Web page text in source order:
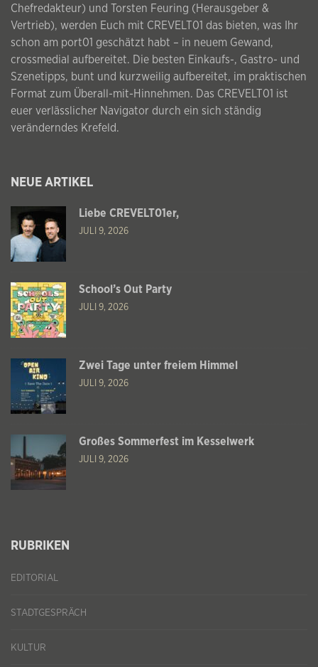
Chefredakteur) und Torsten Feuring (Herausgeber &
Vertrieb), werden Euch mit CREVELT01 das bieten, was Ihr
schon am port01 geschätzt habt – in neuem Gewand,
crossmedial aufbereitet. Die besten Einkaufs-, Gastro- und
Szenetipps, bunt und kurzweilig aufbereitet, im praktischen
Format zum Überall-mit-Hinnehmen. Das CREVELT01 ist
euer verlässlicher Navigator durch ein sich ständig
veränderndes Krefeld.
NEUE ARTIKEL
Liebe CREVELT01er,
JULI 9, 2026
School’s Out Party
JULI 9, 2026
Zwei Tage unter freiem Himmel
JULI 9, 2026
Großes Sommerfest im Kesselwerk
JULI 9, 2026
RUBRIKEN
EDITORIAL
STADTGESPRÄCH
KULTUR